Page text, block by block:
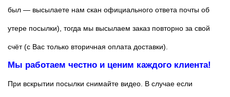
был — высылаете нам скан официального ответа почты об
утере посылки), тогда мы высылаем заказ повторно за свой
счёт (с Вас только вторичная оплата доставки).
Мы работаем честно и ценим каждого клиента!
При вскрытии посылки снимайте видео. В случае если